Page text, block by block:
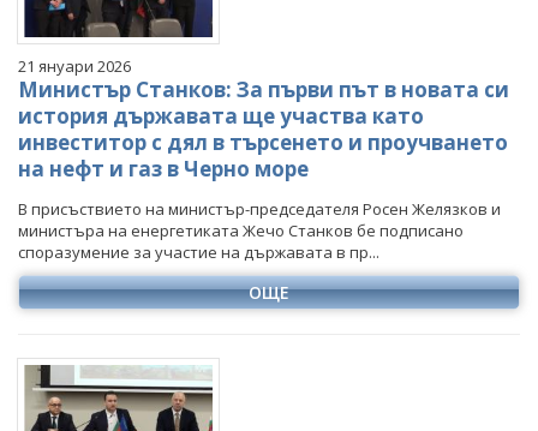
Юли
Август
Септември
Октомври
Ноември
Декември
Август
Септември
Ноември
Декември
Август
Септември
Ноември
21 януари 2026
Министър Станков: За първи път в новата си
история държавата ще участва като
инвеститор с дял в търсенето и проучването
на нефт и газ в Черно море
В присъствието на министър-председателя Росен Желязков и
министъра на енергетиката Жечо Станков бе подписано
споразумение за участие на държавата в пр...
ОЩЕ